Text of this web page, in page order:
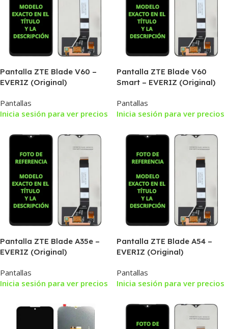
Pantalla ZTE Blade V60 –
EVERIZ (Original)
Pantallas
Inicia sesión para ver precios
Pantalla ZTE Blade V60
Smart – EVERIZ (Original)
Pantallas
Inicia sesión para ver precios
Pantalla ZTE Blade A35e –
EVERIZ (Original)
Pantallas
Inicia sesión para ver precios
Pantalla ZTE Blade A54 –
EVERIZ (Original)
Pantallas
Inicia sesión para ver precios